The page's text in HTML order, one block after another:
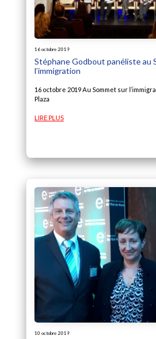
16 octobre 2019
Stéphane Godbout panéliste au
l’immigration
16 octobre 2019 Au Sommet sur
Plaza
LIRE PLUS
10 octobre 2019